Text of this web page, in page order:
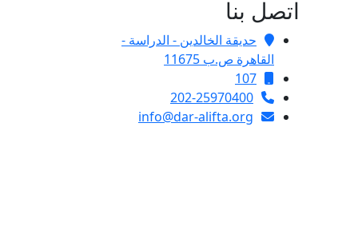
اتصل بنا
حديقة الخالدين - الدراسة -
القاهرة ص.ب 11675
107
202-25970400
info@dar-alifta.org